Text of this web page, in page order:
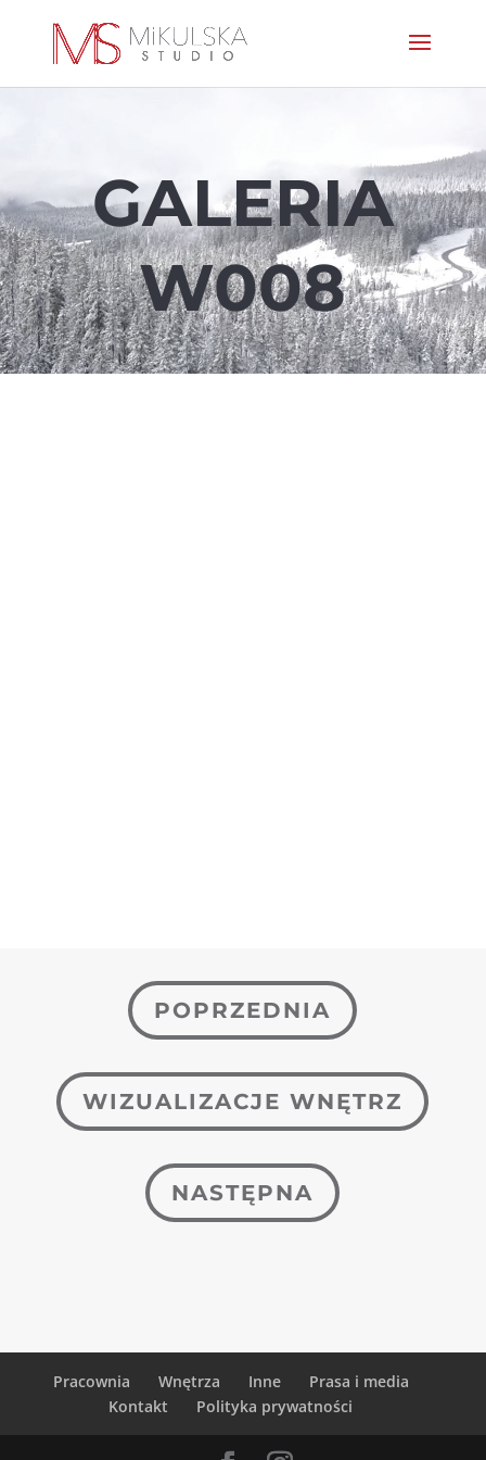
GALERIA
W008
POPRZEDNIA
WIZUALIZACJE WNĘTRZ
NASTĘPNA
Pracownia Wnętrza Inne
Prasa i media
Kontakt
Polityka prywatności